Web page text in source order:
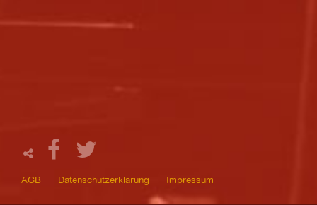
AGB Datenschutzerklärung Impressum